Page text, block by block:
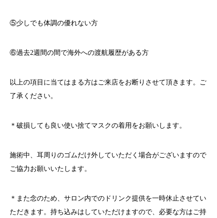
⑤少しでも体調の優れない方
⑥過去2週間の間で海外への渡航履歴がある方
以上の項目に当てはまる方はご来店をお断りさせて頂きます。ご
了承ください。
＊破損しても良い使い捨てマスクの着用をお願いします。
施術中、耳周りのゴムだけ外していただく場合がございますので
ご協力お願いいたします。
＊また念のため、サロン内でのドリンク提供を一時休止させてい
ただきます。持ち込みはしていただけますので、必要な方はご持